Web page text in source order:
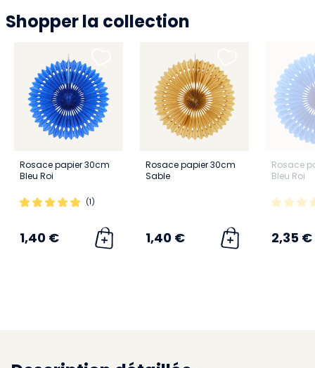
Shopper la collection
Rosace papier 30cm
Bleu Roi
(1)
1,40 €
Rosace papier 30cm
Sable
1,40 €
Rosace
Bleu Roi
2,35 €